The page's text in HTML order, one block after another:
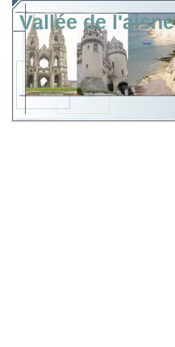
Vallée de l'aisne